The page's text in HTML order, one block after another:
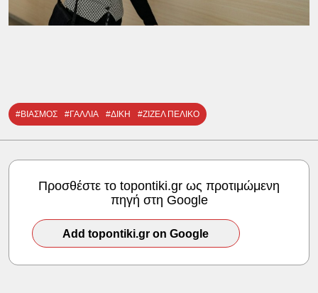
#ΒΙΑΣΜΟΣ #ΓΑΛΛΙΑ #ΔΙΚΗ #ΖΙΖΕΛ ΠΕΛΙΚΟ
Προσθέστε το topontiki.gr ως προτιμώμενη
πηγή στη Google
Add topontiki.gr on Google